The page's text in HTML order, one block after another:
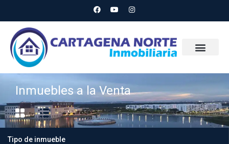
Inmuebles a la Venta
Tipo de inmueble